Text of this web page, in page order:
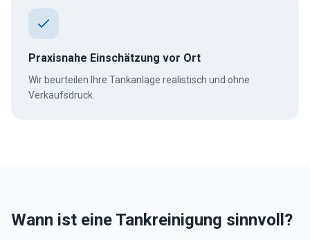
Praxisnahe Einschätzung vor Ort
Wir beurteilen Ihre Tankanlage realistisch und ohne
Verkaufsdruck.
Wann ist eine Tankreinigung sinnvoll?